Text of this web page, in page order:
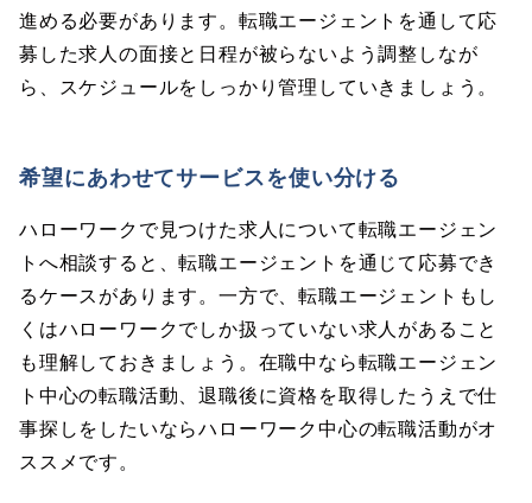
進める必要があります。転職エージェントを通して応
募した求人の面接と日程が被らないよう調整しなが
ら、スケジュールをしっかり管理していきましょう。
希望にあわせてサービスを使い分ける
ハローワークで見つけた求人について転職エージェン
トへ相談すると、転職エージェントを通じて応募でき
るケースがあります。一方で、転職エージェントもし
くはハローワークでしか扱っていない求人があること
も理解しておきましょう。在職中なら転職エージェン
ト中心の転職活動、退職後に資格を取得したうえで仕
事探しをしたいならハローワーク中心の転職活動がオ
ススメです。